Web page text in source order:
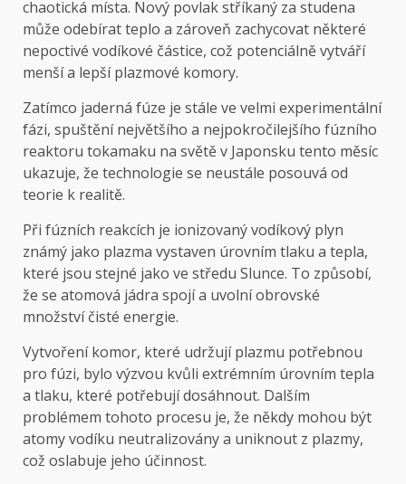
chaotická místa. Nový povlak stříkaný za studena
může odebírat teplo a zároveň zachycovat některé
nepoctivé vodíkové částice, což potenciálně vytváří
menší a lepší plazmové komory.
Zatímco jaderná fúze je stále ve velmi experimentální
fázi, spuštění největšího a nejpokročilejšího fúzního
reaktoru tokamaku na světě v Japonsku tento měsíc
ukazuje, že technologie se neustále posouvá od
teorie k realitě.
Při fúzních reakcích je ionizovaný vodíkový plyn
známý jako plazma vystaven úrovním tlaku a tepla,
které jsou stejné jako ve středu Slunce. To způsobí,
že se atomová jádra spojí a uvolní obrovské
množství čisté energie.
Vytvoření komor, které udržují plazmu potřebnou
pro fúzi, bylo výzvou kvůli extrémním úrovním tepla
a tlaku, které potřebují dosáhnout. Dalším
problémem tohoto procesu je, že někdy mohou být
atomy vodíku neutralizovány a uniknout z plazmy,
což oslabuje jeho účinnost.